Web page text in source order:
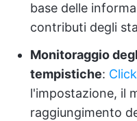
base delle
contributi degli
Monitoraggio
tempistiche:
l'impostazione, il
raggiungimento